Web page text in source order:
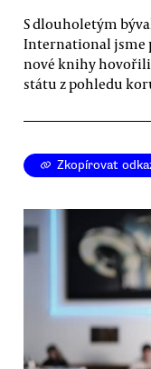
S dlouholetým
International jsme
nové knihy
státu z pohledu
Zkopírovat